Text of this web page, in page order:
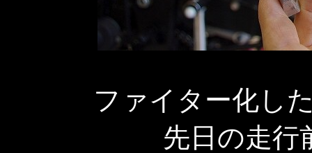
ファイター化し
先日の走行